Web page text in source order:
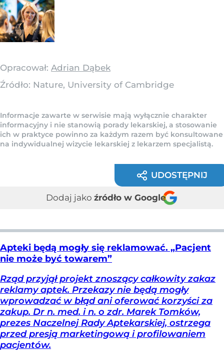
Opracował: Adrian Dąbek
Źródło: Nature, University of Cambridge
Informacje zawarte w serwisie mają wyłącznie charakter
informacyjny i nie stanowią porady lekarskiej, a stosowanie
ich w praktyce powinno za każdym razem być konsultowane
na indywidualnej wizycie lekarskiej z lekarzem specjalistą.
UDOSTĘPNIJ
Dodaj jako źródło w Google
Apteki będą mogły się reklamować. „Pacjent
nie może być towarem”
Rząd przyjął projekt znoszący całkowity zakaz
reklamy aptek. Przekazy nie będą mogły
wprowadzać w błąd ani oferować korzyści za
zakup. Dr n. med. i n. o zdr. Marek Tomków,
prezes Naczelnej Rady Aptekarskiej, ostrzega
przed presją marketingową i profilowaniem
pacjentów.